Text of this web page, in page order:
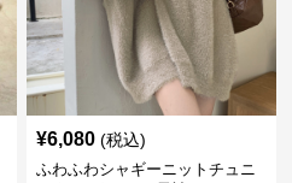
¥6,080 (税込)
ふわふわシャギーニットチュニ